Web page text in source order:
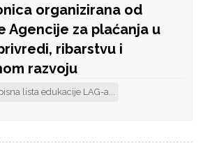
organizirana od
Agencije za plaćanja u
ribarstvu i
razvoju
lista edukacije LAG-a...